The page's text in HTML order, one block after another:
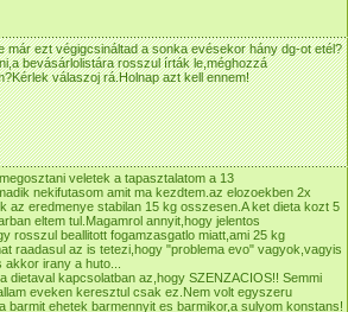
már ezt végigcsináltad a sonka evésekor hány dg-ot etél?
bevásárlolistára rosszul írták le,méghozzá
válaszoj rá.Holnap azt kell ennem!
veletek a tapasztalatom a 13
nekifutasom amit ma kezdtem.az elozoekben 2x
az eredmenye stabilan 15 kg osszesen.A ket dieta kozt 5
eltem tul.Magamrol annyit,hogy jelentos
rosszul beallitott fogamzasgatlo miatt,ami 25 kg
raadasul az is tetezi,hogy "problema evo" vagyok,vagyis
irany a huto...
dietaval kapcsolatban az,hogy SZENZACIOS!! Semmi
eveken keresztul csak ez.Nem volt egyszeru
barmit ehetek barmennyit es barmikor,a sulyom konstans!